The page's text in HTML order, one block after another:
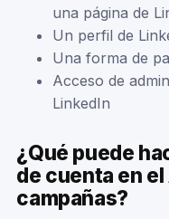
una página de
Un perfil de
Una forma de
Acceso de
LinkedIn
¿Qué puede
de cuenta en
campañas?